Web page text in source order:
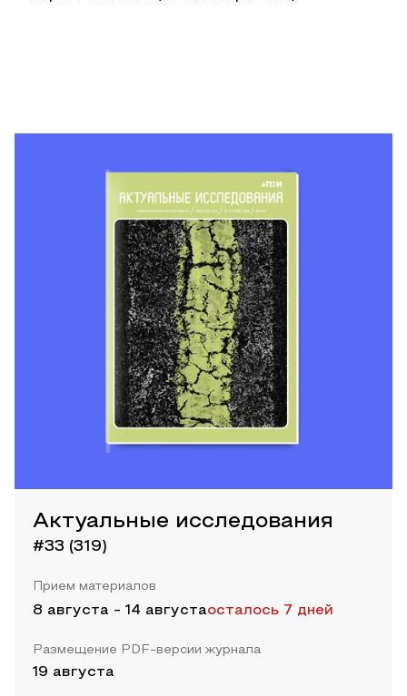
Актуальные исследования
#33 (319)
Прием материалов
8 августа - 14 августаосталось 7 дней
Размещение PDF-версии журнала
19 августа